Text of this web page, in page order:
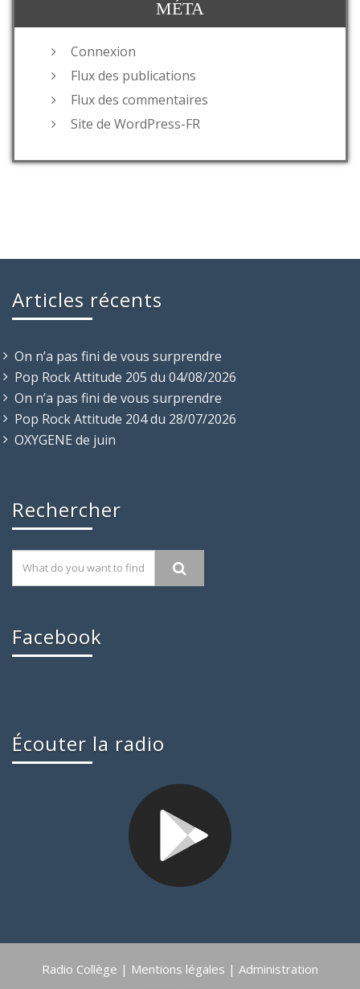
MÉTA
Connexion
Flux des publications
Flux des commentaires
Site de WordPress-FR
Articles récents
On n’a pas fini de vous surprendre
Pop Rock Attitude 205 du 04/08/2026
On n’a pas fini de vous surprendre
Pop Rock Attitude 204 du 28/07/2026
OXYGENE de juin
Rechercher
Facebook
Écouter la radio
Radio Collège | Mentions légales | Administration